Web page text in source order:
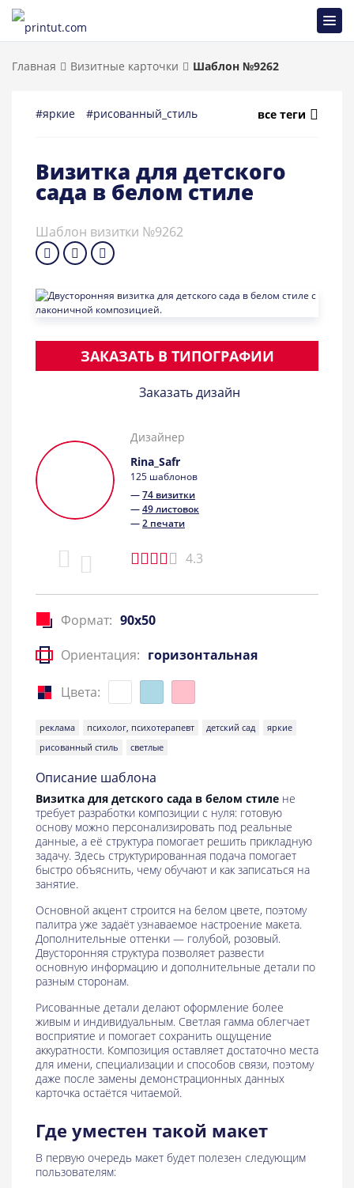
Главная Визитные карточки Шаблон №9262
#яркие #рисованный_стиль #визитка #реклама
все теги
Визитка для детского
сада в белом стиле
Шаблон визитки №9262
ЗАКАЗАТЬ В ТИПОГРАФИИ
Заказать дизайн
Дизайнер
Rina_Safr
125 шаблонов
—74 визитки
—49 листовок
—2 печати
4.3
Формат: 90x50
Ориентация: горизонтальная
Цвета:
реклама психолог, психотерапевт детский сад
яркие
рисованный стиль
светлые
Описание шаблона
Визитка для детского сада в белом стиле не
требует разработки композиции с нуля: готовую
основу можно персонализировать под реальные
данные, а её структура помогает решить прикладную
задачу. Здесь структурированная подача помогает
быстро объяснить, чему обучают и как записаться на
занятие.
Основной акцент строится на белом цвете, поэтому
палитра уже задаёт узнаваемое настроение макета.
Дополнительные оттенки — голубой, розовый.
Двусторонняя структура позволяет развести
основную информацию и дополнительные детали по
разным сторонам.
Рисованные детали делают оформление более
живым и индивидуальным. Светлая гамма облегчает
восприятие и помогает сохранить ощущение
аккуратности. Композиция оставляет достаточно места
для имени, специализации и способов связи, поэтому
даже после замены демонстрационных данных
карточка остаётся читаемой.
Где уместен такой макет
В первую очередь макет будет полезен следующим
пользователям: